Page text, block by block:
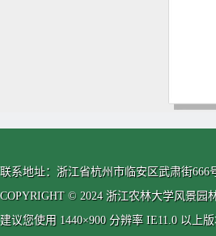
联系地址：浙江省杭州市临安区武肃街666
COPYRIGHT © 2024 浙江农林大学风景园
建议您使用 1440×900 分辨率 IE11.0 以上